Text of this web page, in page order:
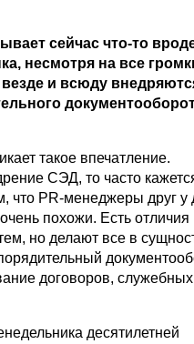
сейчас что-то
несмотря на все
и всюду
такое впечатление.
СЭД, то часто
что PR-менеджеры друг у
похожи. Есть отличия
но делают все в
договоров, служебных
десятилетней